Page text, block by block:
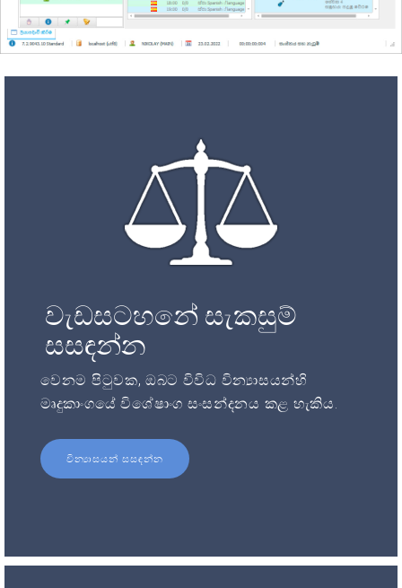
වැඩසටහනේ සැකසුම්
සසඳන්න
වෙනම පිටුවක, ඔබට විවිධ වින්‍යාසයන්හි
මෘදුකාංගයේ විශේෂාංග සංසන්දනය කළ හැකිය.
වින්‍යාසයන් සසඳන්න